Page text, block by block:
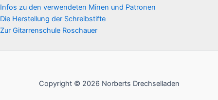
Infos zu den verwendeten Minen und Patronen
Die Herstellung der Schreibstifte
Zur Gitarrenschule Roschauer
Copyright © 2026 Norberts Drechselladen